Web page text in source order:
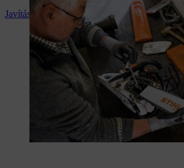
Javítás és karbantartás